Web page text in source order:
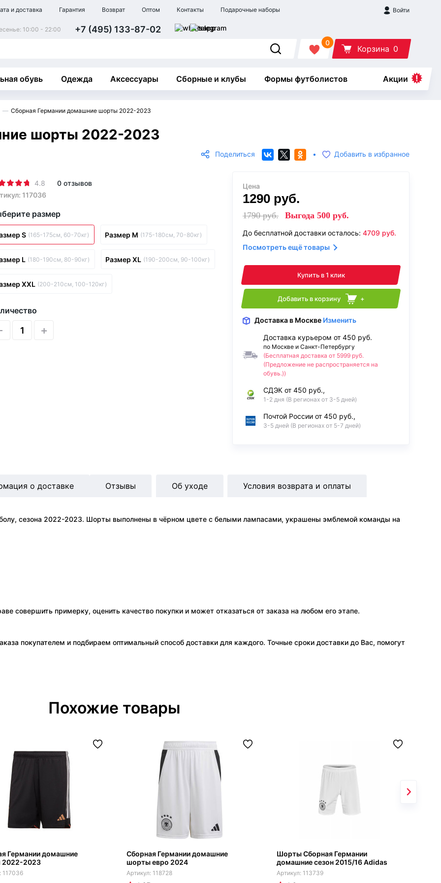
и доставка Гарантия Возврат Оптом Контакты Подарочные наборы Войти
10:00 - 22:00 +7 (495) 133-87-02
0
Корзина 0
обувь Одежда Аксессуары Сборные и клубы Формы футболистов Акции
Сборная Германии домашние шорты 2022-2023
шорты 2022-2023
Поделиться • Добавить в избранное
4.8
0 отзывов
117036
размер
S (165-175см, 60-70кг) Размер M (175-180см, 70-80кг)
L (180-190см, 80-90кг) Размер XL (190-200см, 90-100кг)
XXL (200-210см, 100-120кг)
+
Цена
1290 руб.
1790руб. Выгода 500 руб.
До бесплатной доставки осталось: 4709 руб.
Посмотреть ещё товары
Купить в 1 клик
Добавить в корзину +
Доставка в Москве Изменить
Доставка курьером от 450 руб.
по Москве и Санкт-Петербургу
(Бесплатная доставка от 5999 руб.
(Предложение не распространяется на
обувь.))
СДЭК от 450 руб.,
1-2 дня (В регионах от 3-5 дней)
Почтой России от 450 руб.,
3-5 дней (В регионах от 5-7 дней)
сезона 2022-2023. Шорты выполнены в чёрном цвете с белыми лампасами, украшены эмблемой команды на
о доставке Отзывы Об уходе Условия возврата и оплаты
совершить примерку, оценить качество покупки и может отказаться от заказа на любом его этапе.
покупателем и подбираем оптимальный способ доставки для каждого. Точные сроки доставки до Вас, помогут
Похожие товары
Германии домашние
2023
117036
Сборная Германии домашние
шорты евро 2024
118728
Шорты Сборная Германии
домашние сезон 2015/16 Adidas
113739